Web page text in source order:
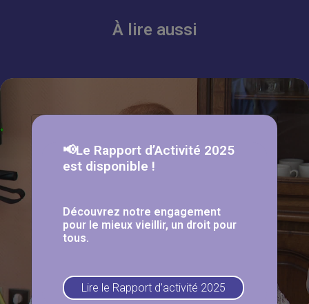
À lire aussi
📢Le Rapport d’Activité 2025
est disponible !
Découvrez notre engagement
pour le mieux vieillir, un droit pour
tous.
Lire le Rapport d’activité 2025